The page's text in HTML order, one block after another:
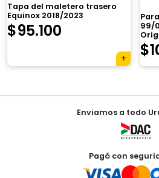
Tapa del maletero trasero
Equinox 2018/2023
$95.100
99/
$
NavegaciónEnviamos a todo
Pagá con
Tu carrito